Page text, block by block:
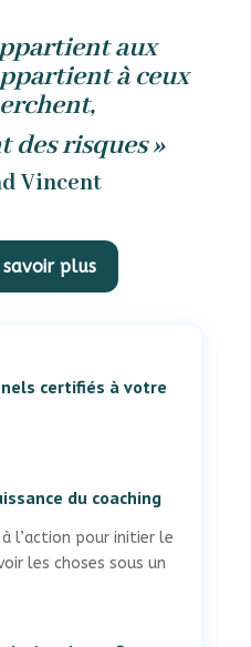
aux
à ceux
des risques »
Vincent
savoir plus
certifiés à votre
du coaching
l’action pour initier le
les choses sous un